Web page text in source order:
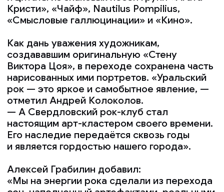
лицами, песнями и историями рок-клуба.
Погрузитесь в бессознательное,
бесконечное, и вы поймаете себя
вечной».
Клип
0:00